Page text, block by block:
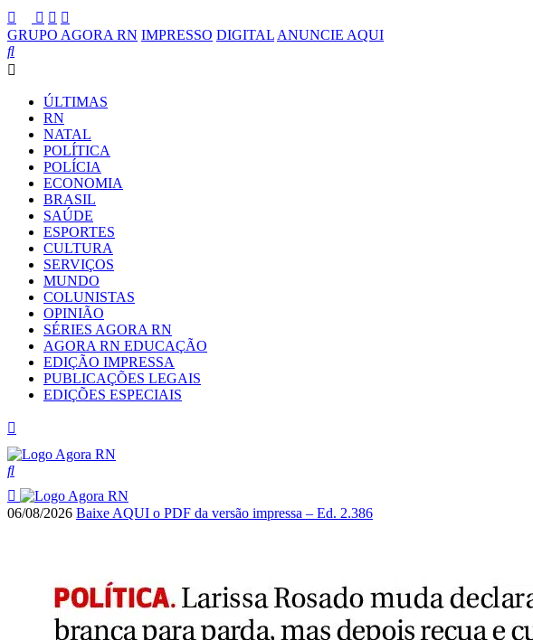
GRUPO AGORA RN IMPRESSO DIGITAL ANUNCIE AQUI
ÚLTIMAS
RN
NATAL
POLÍTICA
POLÍCIA
ECONOMIA
BRASIL
SAÚDE
ESPORTES
CULTURA
SERVIÇOS
MUNDO
COLUNISTAS
OPINIÃO
SÉRIES AGORA RN
AGORA RN EDUCAÇÃO
EDIÇÃO IMPRESSA
PUBLICAÇÕES LEGAIS
EDIÇÕES ESPECIAIS
06/08/2026 Baixe AQUI o PDF da versão impressa – Ed. 2.386